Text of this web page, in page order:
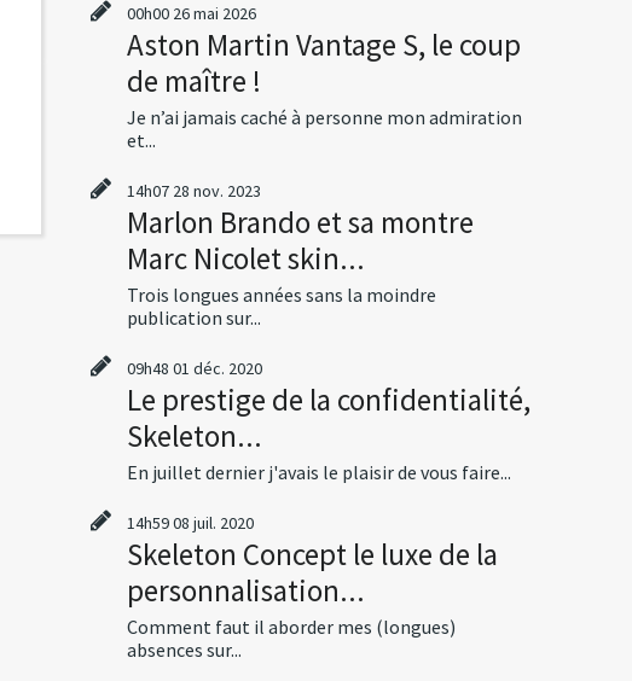
00h00 26mai 2026
Aston Martin Vantage S, le coup
de maître !
Je n’ai jamais caché à personne mon admiration
et...
14h07 28 nov. 2023
Marlon Brando et sa montre
Marc Nicolet skin...
Trois longues années sans la moindre
publication sur...
09h48 01 déc. 2020
Le prestige de la confidentialité,
Skeleton...
En juillet dernier j'avais le plaisir de vous faire...
14h5908 juil. 2020
Skeleton Concept le luxe de la
personnalisation...
Comment faut il aborder mes (longues)
absences sur...